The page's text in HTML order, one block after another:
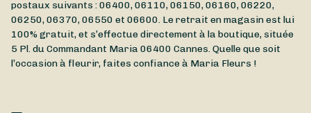
postaux suivants : 06400, 06110, 06150, 06160, 06220,
06250, 06370, 06550 et 06600. Le retrait en magasin est lui
100% gratuit, et s’effectue directement à la boutique, située
5 Pl. du Commandant Maria06400 Cannes. Quelle que soit
l’occasion à fleurir, faites confiance à Maria Fleurs !